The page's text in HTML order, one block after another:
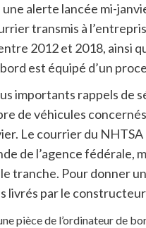
alerte lancée mi-
transmis à
2012 et 2018, ainsi
est équipé d’un
importants rappels
de véhicules
Le courrier du
de l’agence fédérale,
tranche. Pour donner
livrés par le
pièce de l’ordinateur de